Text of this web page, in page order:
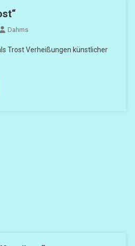
Dahms
Trost Verheißungen künstlicher